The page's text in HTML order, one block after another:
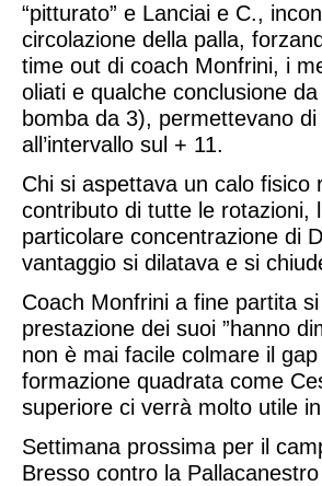
“pitturato” e Lanciai e C.,
circolazione della palla,
time out di coach Monfrini, i
oliati e qualche conclusione
bomba da 3), permettevano
all’intervallo sul + 11.
Chi si aspettava un calo fisico
contributo di tutte le rotazioni,
particolare concentrazione di
vantaggio si dilatava e si
Coach Monfrini a fine partita
prestazione dei suoi ”hanno
non è mai facile colmare il
formazione quadrata come
superiore ci verrà molto utile
Settimana prossima per il
Bresso contro la